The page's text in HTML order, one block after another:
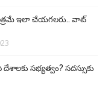
ఇలా చేయగలరు.. వాట్
సభ్యత్వం? సదస్సుకు